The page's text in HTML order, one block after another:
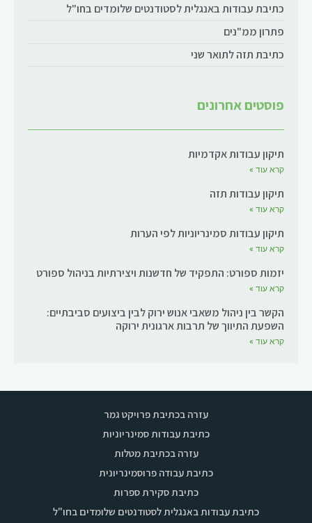
כתיבת עבודות באנגלית לסטודנטים שלומדים בחו"ל
פתרון ממ"נים
כתיבת תזה לתואר שני
פוסטים אחרונים
תיקון עבודות אקדמיות
קרא עוד »
תיקון עבודות תזה
קרא עוד »
תיקון עבודות סמינריוניות לפי הערות
קרא עוד »
יזמות ספורט: התפקיד של חדשנות ויצירתיות בניהול ספורט
קרא עוד »
הקשר בין ניהול משאבי אנוש ירוק לבין ביצועים סביבתיים:
השפעת התיווך של תרבות ארגונית ירוקה
קרא עוד »
עזרה בכתיבת פרויקט גמר
כתיבת עבודות סמינריוניות
עזרה בכתיבת מטלות
כתיבת עבודה פרוסמינריונית
כתיבת סקירת ספרות
כתיבת עבודות באנגלית לסטודנטים שלומדים בחו"ל